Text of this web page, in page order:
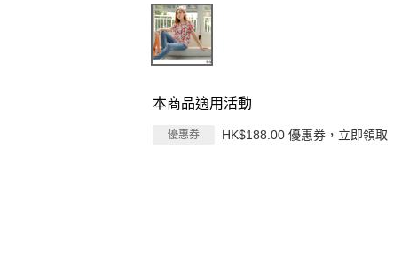
本商品適用活動
優惠券 HK$188.00 優惠券，立即領取